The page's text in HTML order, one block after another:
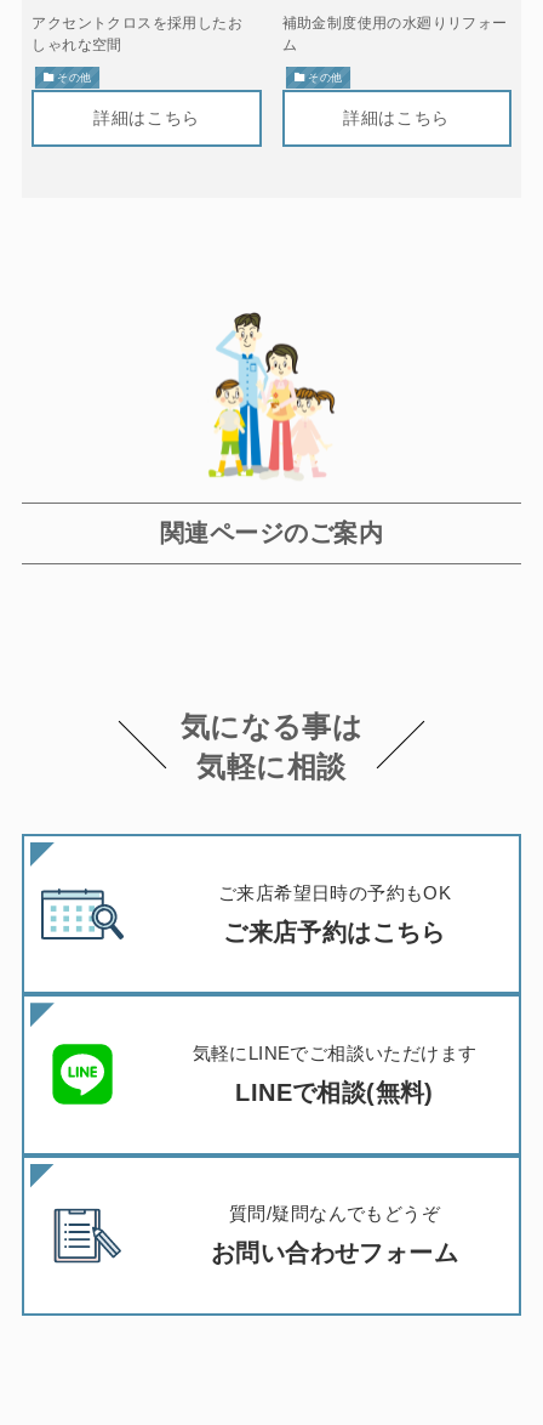
アクセントクロスを採用したお
しゃれな空間
その他
補助金制度使用の水廻りリフォー
ム
その他
関連ページのご案内
気になる事は
気軽に相談
ご来店希望日時の予約もOK
ご来店予約はこちら
気軽にLINEでご相談いただけます
LINEで相談(無料)
質問/疑問なんでもどうぞ
お問い合わせフォーム